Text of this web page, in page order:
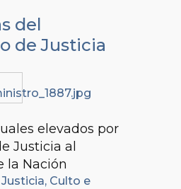
del
de Justicia
elevados por
Justicia al
la Nación
Culto e